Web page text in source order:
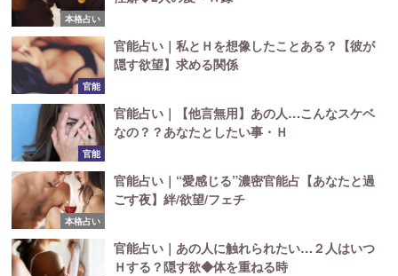
本格占い
官能
官能占い｜私とＨを想像したことある？【彼が
隠す欲望】求める関係
官能
官能占い｜【他言無用】あの人…こんなスケベ
なの？？あなたとしたい事・Ｈ
本格占い
官能占い｜“愛感じる”濃密官能占【あなたと過
ごす夜】絆/欲望/フェチ
官能占い｜あの人に触れられたい…２人はいつ
Ｈする？隠す欲◆体を重ねる時